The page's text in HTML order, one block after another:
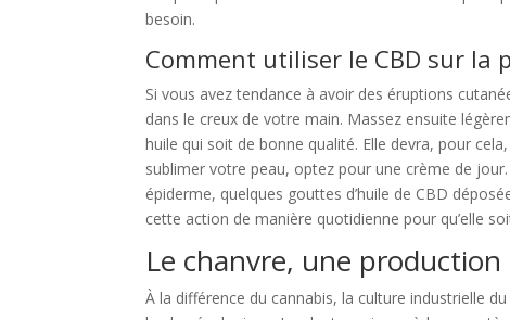
besoin.
Comment utiliser le CBD sur la
Si vous avez tendance à avoir des éruptions
dans le creux de votre main. Massez ensuite
huile qui soit de bonne qualité. Elle devra, pour
sublimer votre peau, optez pour une crème de
épiderme, quelques gouttes d’huile de CBD
cette action de manière quotidienne pour qu’elle
Le chanvre, une production
À la différence du cannabis, la culture industrielle